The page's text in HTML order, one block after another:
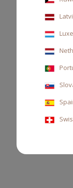
Cuscinetto